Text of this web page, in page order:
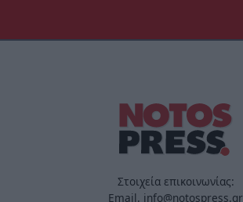
Στοιχεία επικοινωνίας:
Email. info@notospress.gr